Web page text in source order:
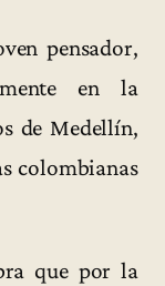
pensador,
en la
de Medellín,
colombianas
que por la